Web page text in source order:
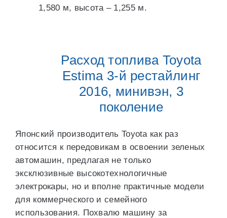
1,580 м, высота – 1,255 м.
Расход топлива Toyota
Estima 3-й рестайлинг
2016, минивэн, 3
поколение
Японский производитель Toyota как раз
относится к передовикам в освоении зеленых
автомашин, предлагая не только
эксклюзивные высокотехнологичные
электрокары, но и вполне практичные модели
для коммерческого и семейного
использования. Похвалю машину за